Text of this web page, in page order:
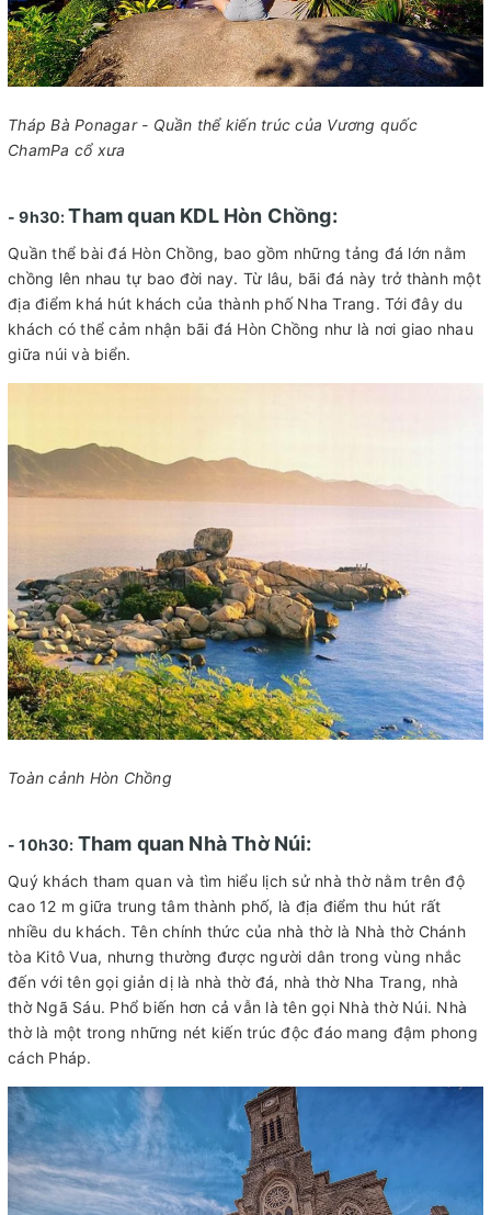
Tháp Bà Ponagar - Quần thể kiến trúc của Vương quốc
ChamPa cổ xưa
- 9h30:Tham quan KDL Hòn Chồng:
Quần thể bài đá Hòn Chồng, bao gồm những tảng đá lớn nằm
chồng lên nhau tự bao đời nay. Từ lâu, bãi đá này trở thành một
địa điểm khá hút khách của thành phố Nha Trang. Tới đây du
khách có thể cảm nhận bãi đá Hòn Chồng như là nơi giao nhau
giữa núi và biển.
Toàn cảnh Hòn Chồng
- 10h30: Tham quan Nhà Thờ Núi:
Quý khách tham quan và tìm hiểu lịch sử nhà thờ nằm trên độ
cao 12 m giữa trung tâm thành phố, là địa điểm thu hút rất
nhiều du khách. Tên chính thức của nhà thờ là Nhà thờ Chánh
tòa Kitô Vua, nhưng thường được người dân trong vùng nhắc
đến với tên gọi giản dị là nhà thờ đá, nhà thờ Nha Trang, nhà
thờ Ngã Sáu. Phổ biến hơn cả vẫn là tên gọi Nhà thờ Núi. Nhà
thờ là một trong những nét kiến trúc độc đáo mang đậm phong
cách Pháp.